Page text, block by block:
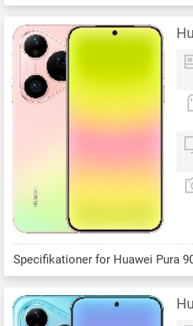
Specifikationer for Huawei Pura